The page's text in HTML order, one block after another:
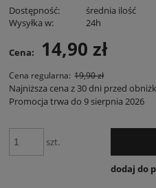
Dostępność:
średnia ilość
Wysyłka w:
24h
Cena: 14,90 zł
Cena regularna: 19,90 zł
Najniższa cena z 30 dni przed
Promocja trwa do 9 sierpnia 2026
szt.
dodaj do